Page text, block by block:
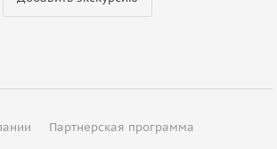
Партнерская программа